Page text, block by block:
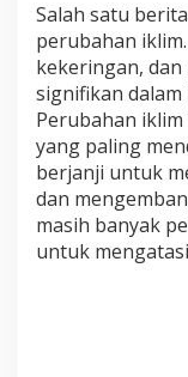
r
j
a
i
d
i
D
u
i
a
Salah satu
perubahan
kekeringan,
signifikan
Perubahan
yang paling
berjanji untuk
dan
masih banyak
untuk